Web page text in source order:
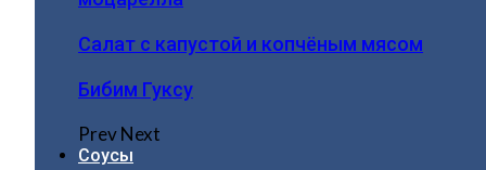
Салат с капустой и копчёным мясом
Бибим Гуксу
PrevNext
Соусы